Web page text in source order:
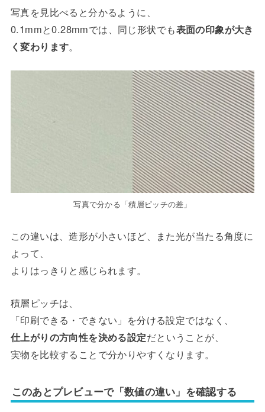
写真を見比べると分かるように、
0.1mmと0.28mmでは、同じ形状でも表面の印象が大き
く変わります。
写真で分かる「積層ピッチの差」
この違いは、造形が小さいほど、また光が当たる角度に
よって、
よりはっきりと感じられます。
積層ピッチは、
「印刷できる・できない」を分ける設定ではなく、
仕上がりの方向性を決める設定だということが、
実物を比較することで分かりやすくなります。
このあとプレビューで「数値の違い」を確認する